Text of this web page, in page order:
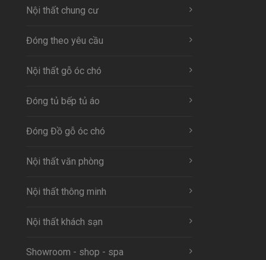
Nội thất chung cư
Đóng theo yêu cầu
Nội thất gỗ óc chó
Đóng tủ bếp tủ áo
Đóng Đồ gỗ óc chó
Nội thất văn phòng
Nội thất thông minh
Nội thất khách sạn
Showroom - shop - spa